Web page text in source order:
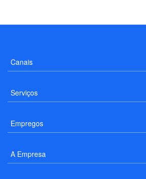
Canais
Serviços
Empregos
A Empresa